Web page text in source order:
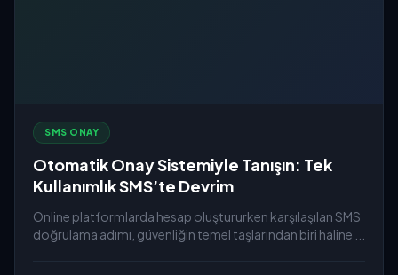
SMS ONAY
Otomatik Onay Sistemiyle Tanışın: Tek
Kullanımlık SMS’te Devrim
Online platformlarda hesap oluştururken karşılaşılan SMS
doğrulama adımı, güvenliğin temel taşlarından biri haline ...